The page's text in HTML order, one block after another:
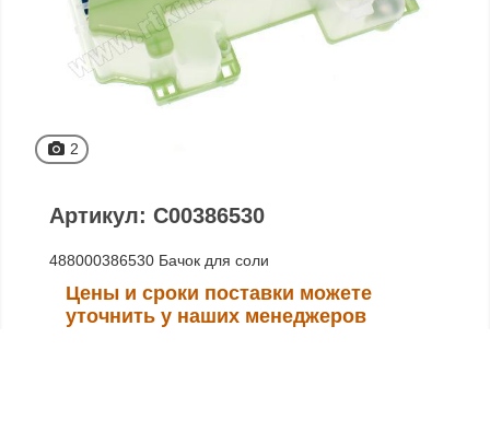
2
Артикул: C00386530
488000386530 Бачок для соли
Цены и сроки поставки можете
уточнить у наших менеджеров